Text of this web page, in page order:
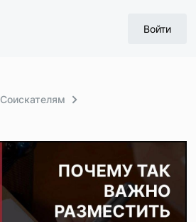
Войти
Соискателям